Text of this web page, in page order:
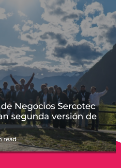
Negocios Sercotec
segunda versión de
read